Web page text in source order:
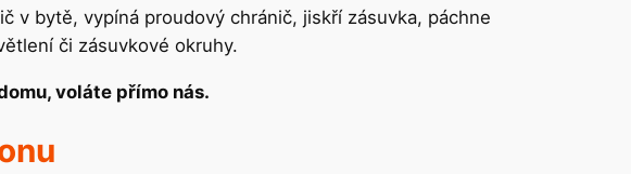
v bytě, vypíná proudový chránič, jiskří zásuvka, páchne
či zásuvkové okruhy.
voláte přímo nás.